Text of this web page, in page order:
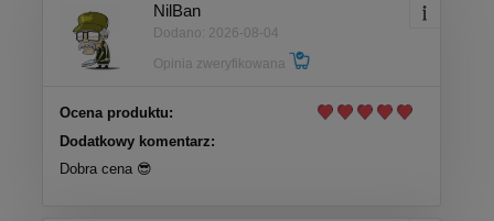
NilBan
Dodano: 2026-08-04
Opinia zweryfikowana
Ocena produktu:
Dodatkowy komentarz:
Dobra cena 😎